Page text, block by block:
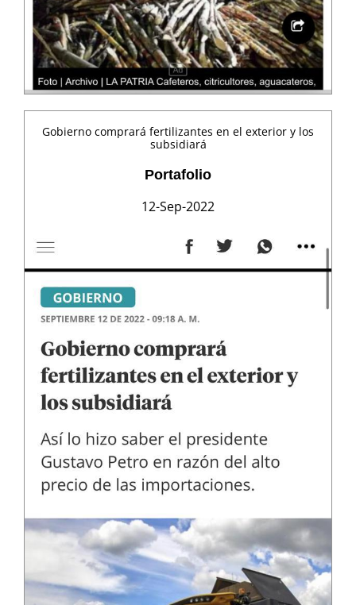
Gobierno comprará fertilizantes en el exterior y los
subsidiará
Portafolio
12-Sep-2022